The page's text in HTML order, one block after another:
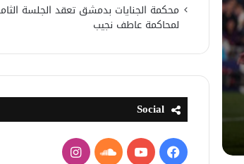
محكمة الجنايات بدمشق تعقد الجلسة
لمحاكمة عاطف نجيب
Social
فيسبوكيوتيوبساوندانستقرام